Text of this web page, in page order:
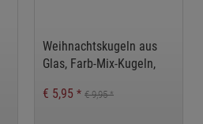
Weihnachtskugeln aus
Glas, Farb-Mix-Kugeln,
Glaskugeln,
€ 5,95 * € 9,95*